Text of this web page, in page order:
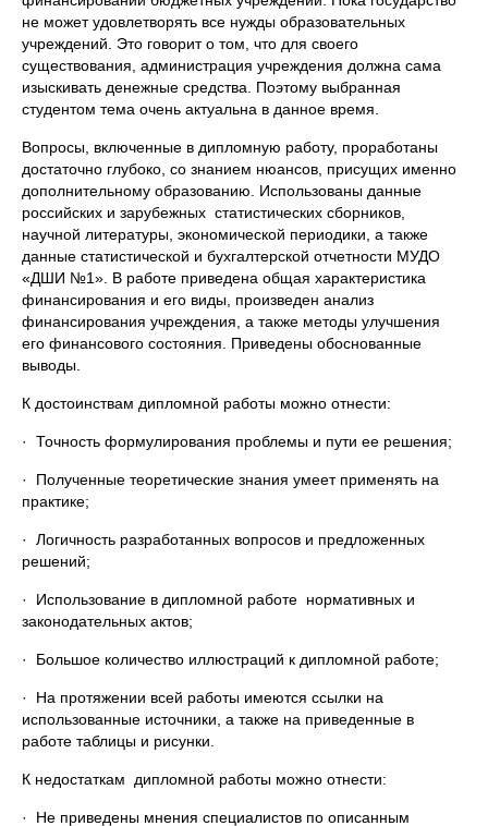
не может удовлетворять все нужды образовательных
учреждений. Это говорит о том, что для своего
существования, администрация учреждения должна сама
изыскивать денежные средства. Поэтому выбранная
студентом тема очень актуальна в данное время.
Вопросы, включенные в дипломную работу, проработаны
достаточно глубоко, со знанием нюансов, присущих именно
дополнительному образованию. Использованы данные
российских и зарубежных статистических сборников,
научной литературы, экономической периодики, а также
данные статистической и бухгалтерской отчетности МУДО
«ДШИ №1». В работе приведена общая характеристика
финансирования и его виды, произведен анализ
финансирования учреждения, а также методы улучшения
его финансового состояния. Приведены обоснованные
выводы.
К достоинствам дипломной работы можно отнести:
· Точность формулирования проблемы и пути ее решения;
· Полученные теоретические знания умеет применять на
практике;
· Логичность разработанных вопросов и предложенных
решений;
· Использование в дипломной работе нормативных и
законодательных актов;
· Большое количество иллюстраций к дипломной работе;
· На протяжении всей работы имеются ссылки на
использованные источники, а также на приведенные в
работе таблицы и рисунки.
К недостаткам дипломной работы можно отнести:
· Не приведены мнения специалистов по описанным